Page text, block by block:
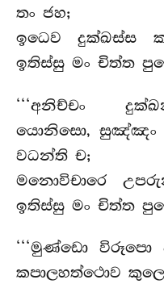
තං ජහ;
ඉධෙව දුක්ඛස්ස
ඉතිස්සු මං චිත්ත
‘‘‘අනිච්චං
යොනිසො, සුඤ්ඤං
වධන්ති ච;
මනොවිචාරෙ
ඉතිස්සු මං චිත්ත
‘‘‘මුණ්ඩො විරූපො
කපාලහත්ථොව